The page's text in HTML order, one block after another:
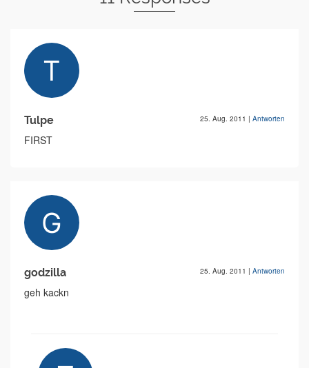
Tulpe 25. Aug. 2011 | Antworten
FIRST
godzilla 25. Aug. 2011 | Antworten
geh kackn